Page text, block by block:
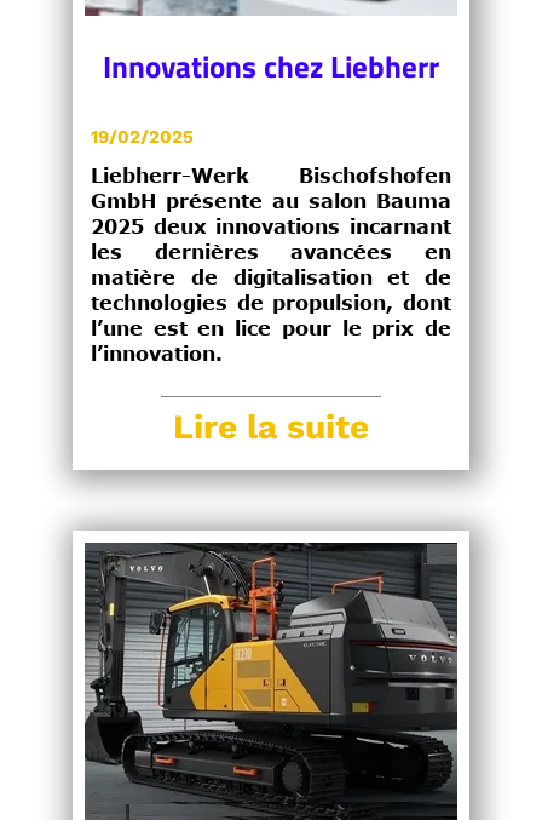
Innovations chez Liebherr
19/02/2025
Liebherr-Werk Bischofshofen
GmbH présente au salon Bauma
2025 deux innovations incarnant
les dernières avancées en
matière de digitalisation et de
technologies de propulsion, dont
l’une est en lice pour le prix de
l’innovation.
Lire la suite